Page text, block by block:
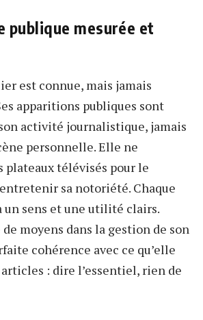
publique mesurée et
est connue, mais jamais
apparitions publiques sont
activité journalistique, jamais
personnelle. Elle ne
plateaux télévisés pour le
sa notoriété. Chaque
un sens et une utilité clairs.
moyens dans la gestion de son
cohérence avec ce qu’elle
articles : dire l’essentiel, rien de